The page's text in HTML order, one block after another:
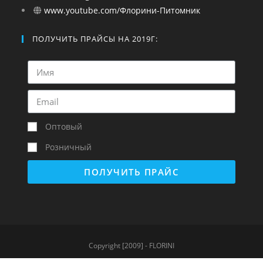
www.youtube.com/Флорини-Питомник
ПОЛУЧИТЬ ПРАЙСЫ НА 2019Г:
Оптовый
Розничный
ПОЛУЧИТЬ ПРАЙС
Copyright [2009] - FLORINI